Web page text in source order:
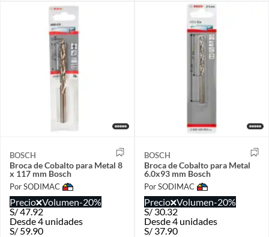
BOSCH
Broca de Cobalto para Metal 8
x 117 mm Bosch
Por SODIMAC
Precio Volumen-20%
S/47.92
Desde 4 unidades
S/ 59.90
BOSCH
Broca de Cobalto para Metal
6.0x93 mm Bosch
Por SODIMAC
Precio Volumen-20%
S/30.32
Desde 4 unidades
S/ 37.90